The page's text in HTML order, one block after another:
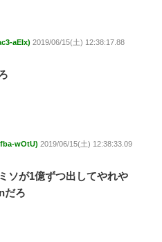
aEIx) 2019/06/15(土) 12:38:17.88
wOtU) 2019/06/15(土) 12:38:33.09
ソが1億ずつ出してやれや
だろ